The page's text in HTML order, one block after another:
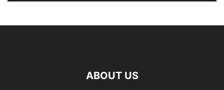
ABOUT US